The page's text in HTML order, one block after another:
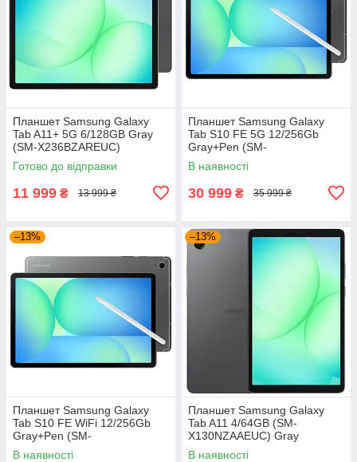
Планшет Samsung Galaxy
Tab A11+ 5G 6/128GB Gray
(SM-X236BZAREUC)
Готово до відправки
11 999 ₴ 13 999 ₴
Планшет Samsung Galaxy
Tab S10 FE 5G 12/256Gb
Gray+Pen (SM-
X526BZAPEUC)
В наявності
30 999 ₴ 35 999 ₴
–13%
Планшет Samsung Galaxy
Tab S10 FE WiFi 12/256Gb
Gray+Pen (SM-
X520NZAPEUC)
В наявності
–13%
Планшет Samsung Galaxy
Tab A11 4/64GB (SM-
X130NZAAEUC) Gray
В наявності